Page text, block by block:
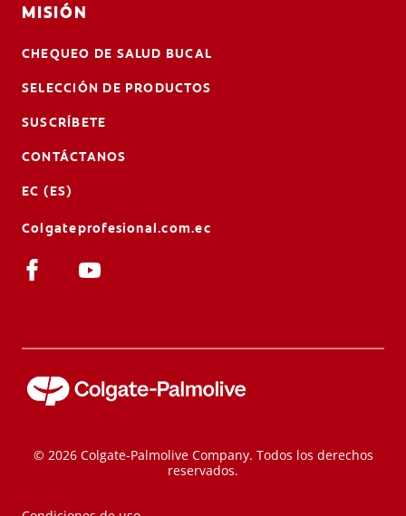
MISIÓN
CHEQUEO DE SALUD BUCAL
SELECCIÓN DE PRODUCTOS
SUSCRÍBETE
CONTÁCTANOS
EC (ES)
Colgateprofesional.com.ec
© 2026 Colgate-Palmolive Company. Todos los derechos
reservados.